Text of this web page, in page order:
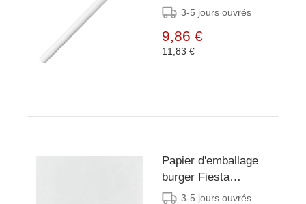
Compostable blanches
150)
3-5 jours ouvrés
9,86 €
11,83 €
Papier d'emballage
burger Fiesta
Compostable blanc
3-5 jours ouvrés